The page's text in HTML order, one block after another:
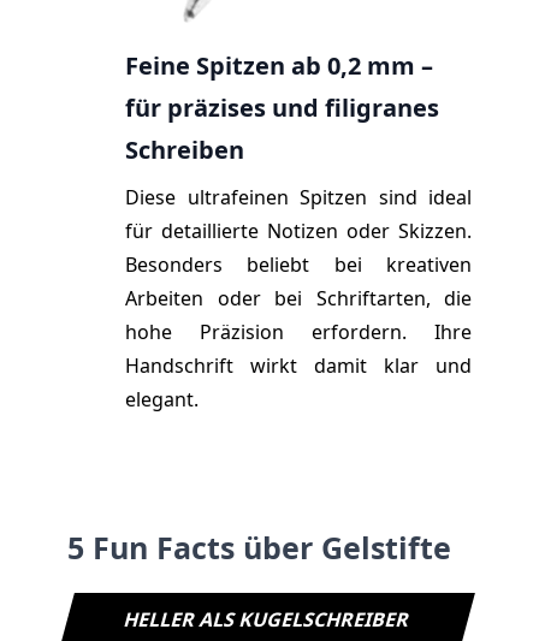
Feine Spitzen ab 0,2 mm –
für präzises und filigranes
Schreiben
Diese ultrafeinen Spitzen sind ideal
für detaillierte Notizen oder Skizzen.
Besonders beliebt bei kreativen
Arbeiten oder bei Schriftarten, die
hohe Präzision erfordern. Ihre
Handschrift wirkt damit klar und
elegant.
5 Fun Facts über Gelstifte
HELLER ALS KUGELSCHREIBER